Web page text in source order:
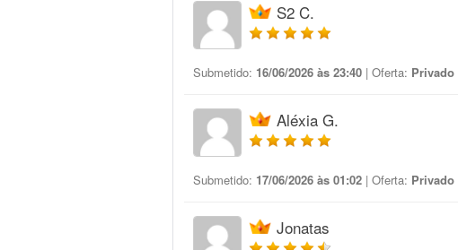
S2 C.
Submetido: 16/06/2026 às 23:40 | Oferta: Privado
Aléxia G.
Submetido: 17/06/2026 às 01:02 | Oferta: Privado
Jonatas